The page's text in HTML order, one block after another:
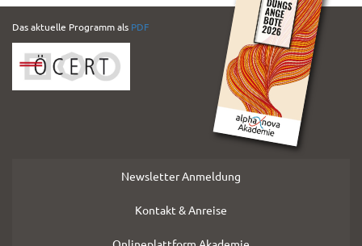
PDF
Folder
Das aktuelle Programm als PDF
Newsletter Anmeldung
Kontakt & Anreise